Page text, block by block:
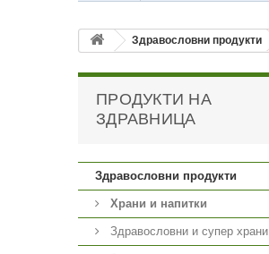
Здравословни продукти
ПРОДУКТИ НА
ЗДРАВНИЦА
Здравословни продукти
Храни и напитки
Здравословни и супер храни